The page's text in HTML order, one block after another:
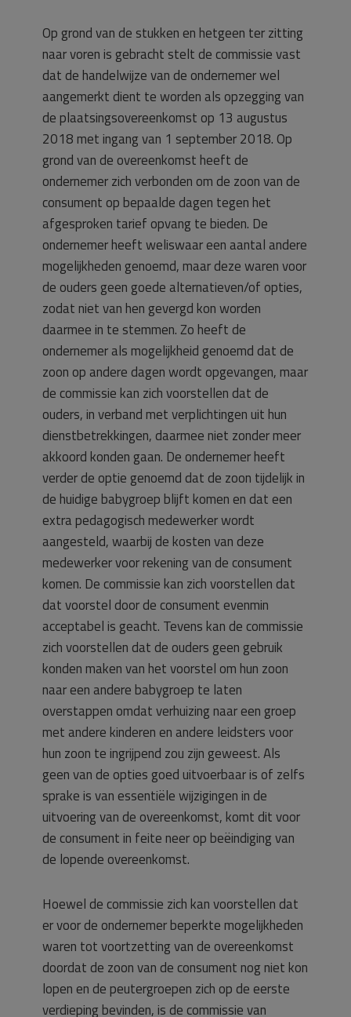
Op grond van de stukken en hetgeen ter zitting
naar voren is gebracht stelt de commissie vast
dat de handelwijze van de ondernemer wel
aangemerkt dient te worden als opzegging van
de plaatsingsovereenkomst op 13 augustus
2018 met ingang van 1 september 2018. Op
grond van de overeenkomst heeft de
ondernemer zich verbonden om de zoon van de
consument op bepaalde dagen tegen het
afgesproken tarief opvang te bieden. De
ondernemer heeft weliswaar een aantal andere
mogelijkheden genoemd, maar deze waren voor
de ouders geen goede alternatieven/of opties,
zodat niet van hen gevergd kon worden
daarmee in te stemmen. Zo heeft de
ondernemer als mogelijkheid genoemd dat de
zoon op andere dagen wordt opgevangen, maar
de commissie kan zich voorstellen dat de
ouders, in verband met verplichtingen uit hun
dienstbetrekkingen, daarmee niet zonder meer
akkoord konden gaan. De ondernemer heeft
verder de optie genoemd dat de zoon tijdelijk in
de huidige babygroep blijft komen en dat een
extra pedagogisch medewerker wordt
aangesteld, waarbij de kosten van deze
medewerker voor rekening van de consument
komen. De commissie kan zich voorstellen dat
dat voorstel door de consument evenmin
acceptabel is geacht. Tevens kan de commissie
zich voorstellen dat de ouders geen gebruik
konden maken van het voorstel om hun zoon
naar een andere babygroep te laten
overstappen omdat verhuizing naar een groep
met andere kinderen en andere leidsters voor
hun zoon te ingrijpend zou zijn geweest. Als
geen van de opties goed uitvoerbaar is of zelfs
sprake is van essentiële wijzigingen in de
uitvoering van de overeenkomst, komt dit voor
de consument in feite neer op beëindiging van
de lopende overeenkomst.
Hoewel de commissie zich kan voorstellen dat
er voor de ondernemer beperkte mogelijkheden
waren tot voortzetting van de overeenkomst
doordat de zoon van de consument nog niet kon
lopen en de peutergroepen zich op de eerste
verdieping bevinden, is de commissie van